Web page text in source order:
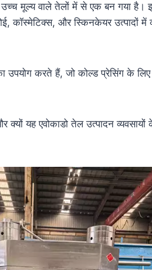
उच्च मूल्य वाले तेलों में से एक बन गया है।
कॉस्मेटिक्स, और स्किनकेयर उत्पादों में
उपयोग करते हैं, जो कोल्ड प्रेसिंग के लिए
यह एवोकाडो तेल उत्पादन व्यवसायों